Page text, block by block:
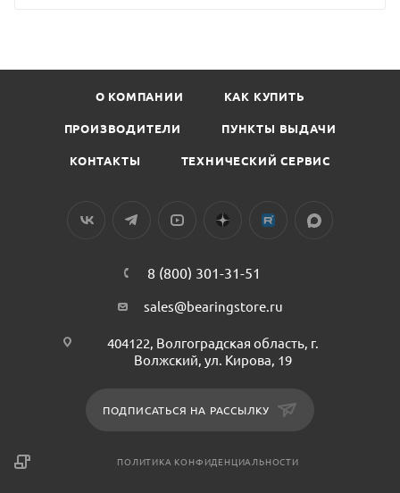
О КОМПАНИИ КАК КУПИТЬ
ПРОИЗВОДИТЕЛИ ПУНКТЫ ВЫДАЧИ
КОНТАКТЫ ТЕХНИЧЕСКИЙ СЕРВИС
8 (800) 301-31-51
sales@bearingstore.ru
404122, Волгоградская область, г.
Волжский, ул. Кирова, 19
ПОДПИСАТЬСЯ НА РАССЫЛКУ
ПОЛИТИКА КОНФИДЕНЦИАЛЬНОСТИ